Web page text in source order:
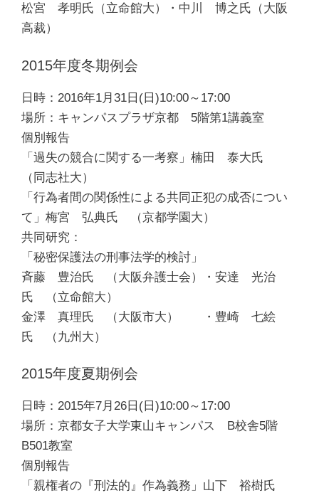
松宮 孝明氏（立命館大）・中川 博之氏（大阪
高裁）
2015年度冬期例会
日時：2016年1月31日(日)10:00～17:00
場所：キャンパスプラザ京都 5階第1講義室
個別報告
「過失の競合に関する一考察」楠田 泰大氏
（同志社大）
「行為者間の関係性による共同正犯の成否につい
て」梅宮 弘典氏 （京都学園大）
共同研究：
「秘密保護法の刑事法学的検討」
斉藤 豊治氏 （大阪弁護士会）・安達 光治
氏 （立命館大）
金澤 真理氏 （大阪市大） ・豊崎 七絵
氏 （九州大）
2015年度夏期例会
日時：2015年7月26日(日)10:00～17:00
場所：京都女子大学東山キャンパス B校舎5階
B501教室
個別報告
「親権者の『刑法的』作為義務」山下 裕樹氏